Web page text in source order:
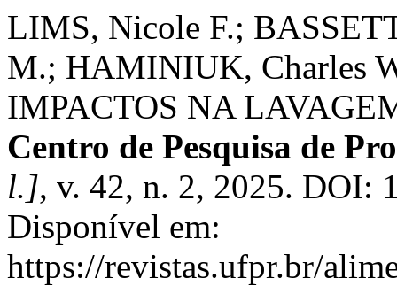
LIMS, Nicole F.;
M.; HAMINIUK, Charles
IMPACTOS NA
Centro de Pesquisa de
l.], v. 42, n. 2, 2025. DOI:
Disponível em:
https://revistas.ufpr.br/